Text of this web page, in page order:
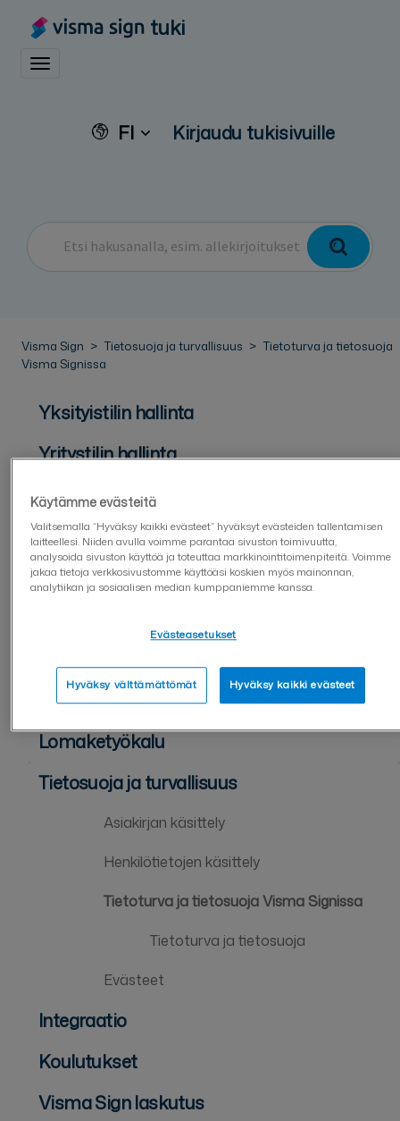
tuki
Toggle navigation
FI Kirjaudu tukisivuille
Visma Sign Tietosuoja ja turvallisuus
Tietoturva ja tietosuoja
Visma Signissa
Yksityistilin hallinta
Yritystilin hallinta
Kaksivaiheinen kirjautuminen (2FA)
Käyttäjähallinta
Asiakirjan lähettäjälle
Sopimuspohjat
Lomaketyökalu
Tietosuoja ja turvallisuus
Asiakirjan käsittely
Henkilötietojen käsittely
Tietoturva ja tietosuoja Visma Signissa
Tietoturva ja tietosuoja
Evästeet
Integraatio
Koulutukset
Visma Sign laskutus
Käytämme evästeitä
Valitsemalla “Hyväksy kaikki evästeet” hyväksyt evästeiden tallentamisen
laitteellesi. Niiden avulla voimme parantaa sivuston toimivuutta,
analysoida sivuston käyttöä ja toteuttaa markkinointitoimenpiteitä. Voimme
jakaa tietoja verkkosivustomme käyttöäsi koskien myös mainonnan,
analytiikan ja sosiaalisen median kumppaniemme kanssa.
Evästeasetukset
Hyväksy välttämättömät Hyväksy kaikki evästeet